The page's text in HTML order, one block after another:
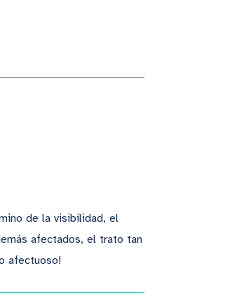
de la visibilidad, el
afectados, el trato tan
afectuoso!